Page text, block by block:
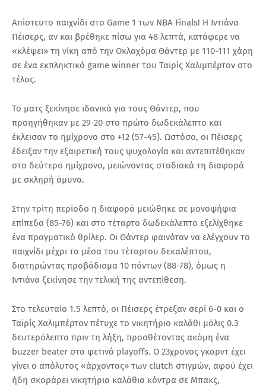
Απίστευτο παιχνίδι στο Game 1 των NBA Finals! Η Ιντιάνα
Πέισερς, αν και βρέθηκε πίσω για 48 λεπτά, κατάφερε να
«κλέψει» τη νίκη από την Οκλαχόμα Θάντερ με 110-111 χάρη
σε ένα εκπληκτικό game winner του Ταϊρίς Χαλιμπέρτον στο
τέλος.
Το ματς ξεκίνησε ιδανικά για τους Θάντερ, που
προηγήθηκαν με 29-20 στο πρώτο δωδεκάλεπτο και
έκλεισαν το ημίχρονο στο +12 (57-45). Ωστόσο, οι Πέισερς
έδειξαν την εξαιρετική τους ψυχολογία και αντεπιτέθηκαν
στο δεύτερο ημίχρονο, μειώνοντας σταδιακά τη διαφορά
με σκληρή άμυνα.
Στην τρίτη περίοδο η διαφορά μειώθηκε σε μονοψήφια
επίπεδα (85-76) και στο τέταρτο δωδεκάλεπτο εξελίχθηκε
ένα πραγματικό θρίλερ. Οι Θάντερ φαινόταν να ελέγχουν το
παιχνίδι μέχρι τα μέσα του τέταρτου δεκαλέπτου,
διατηρώντας προβάδισμα 10 πόντων (88-78), όμως η
Ιντιάνα ξεκίνησε την τελική της αντεπίθεση.
Στο τελευταίο 1.5 λεπτό, οι Πέισερς έτρεξαν σερί 6-0 και ο
Ταϊρίς Χαλιμπέρτον πέτυχε το νικητήριο καλάθι μόλις 0.3
δευτερόλεπτα πριν τη λήξη, προσθέτοντας ακόμη ένα
buzzer beater στα φετινά playoffs. Ο 23χρονος γκαρντ έχει
γίνει ο απόλυτος «άρχοντας» των clutch στιγμών, αφού έχει
ήδη σκοράρει νικητήρια καλάθια κόντρα σε Μπακς,